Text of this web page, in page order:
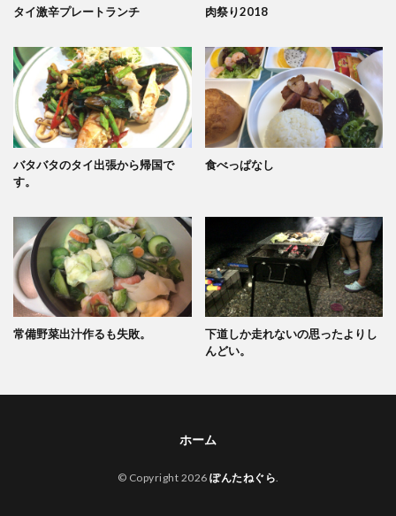
タイ激辛プレートランチ 肉祭り2018
バタバタのタイ出張から帰国で
す。
食べっぱなし
常備野菜出汁作るも失敗。
下道しか走れないの思ったよりし
んどい。
ホーム
© Copyright 2026 ぽんたねぐら.